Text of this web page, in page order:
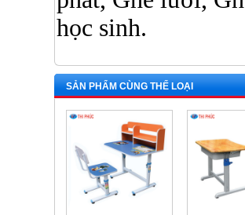
học sinh.
SẢN PHẨM CÙNG THỂ LOẠI